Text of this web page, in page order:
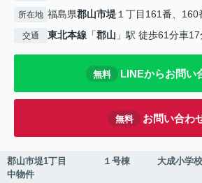
所在地 福島県郡山市堤１丁目161番、
交通 東北本線 「郡山 」駅 徒歩61分車17
無料 LINEからお問い
無料 お問い合わ
郡山市堤1丁目 １号棟 大成小学校、
中物件